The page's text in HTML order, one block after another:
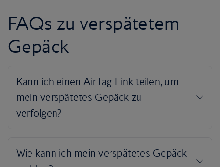
FAQs zu verspätetem
Gepäck